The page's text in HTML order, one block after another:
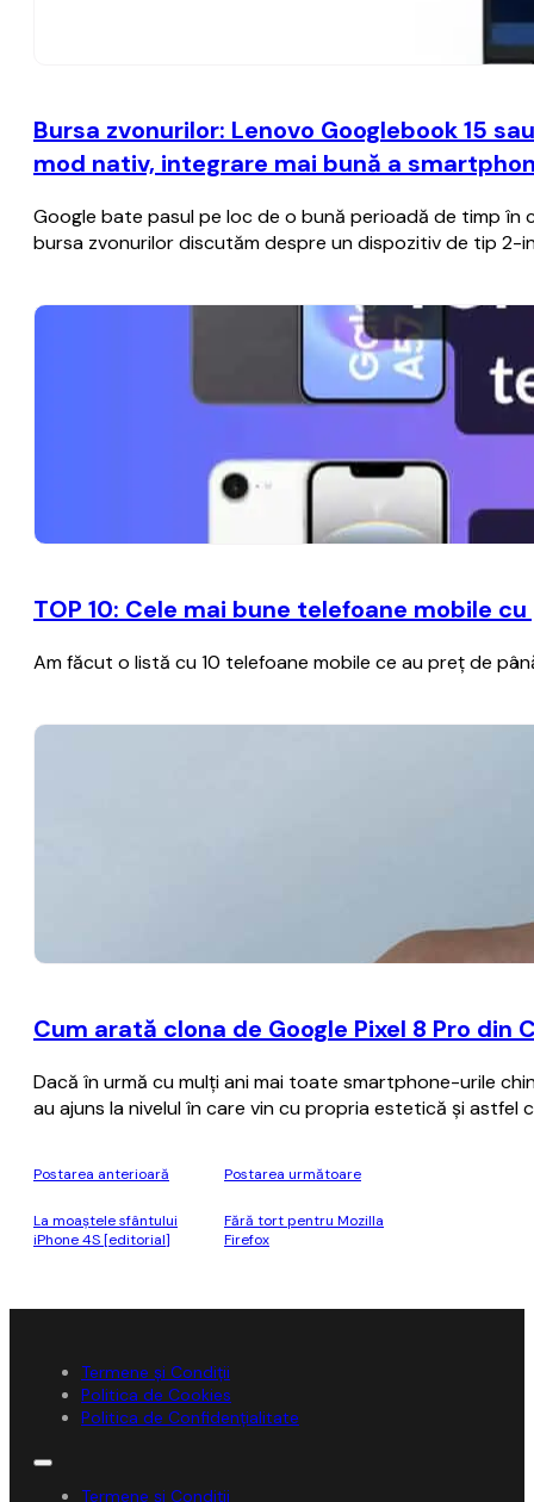
Bursa zvonurilor: Lenovo Googlebook 15
mod nativ, integrare mai bună a
Google bate pasul pe loc de o bună perioadă de timp în
bursa zvonurilor discutăm despre un dispozitiv de tip 2-
TOP 10: Cele mai bune telefoane mobile
Am făcut o listă cu 10 telefoane mobile ce au preț de
Cum arată clona de Google Pixel 8 Pro
Dacă în urmă cu mulţi ani mai toate smartphone-urile
au ajuns la nivelul în care vin cu propria estetică şi
Postarea anterioară
La moaștele sfântului
iPhone 4S [editorial]
Postarea următoare
Fără tort pentru Mozilla
Firefox
Termene și Condiții
Politica de Cookies
Politica de Confidențialitate
Termene și Condiții